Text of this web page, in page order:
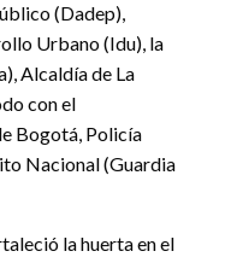
(Dadep),
Urbano (Idu), la
Alcaldía de La
con el
Bogotá, Policía
Nacional (Guardia
la huerta en el